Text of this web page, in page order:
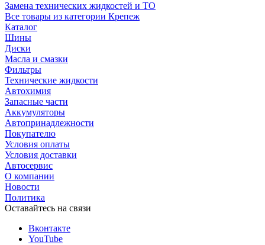
Замена технических жидкостей и ТО
Все товары из категории Крепеж
Каталог
Шины
Диски
Масла и смазки
Фильтры
Технические жидкости
Автохимия
Запасные части
Аккумуляторы
Автопринадлежности
Покупателю
Условия оплаты
Условия доставки
Автосервис
О компании
Новости
Политика
Оставайтесь на связи
Вконтакте
YouTube